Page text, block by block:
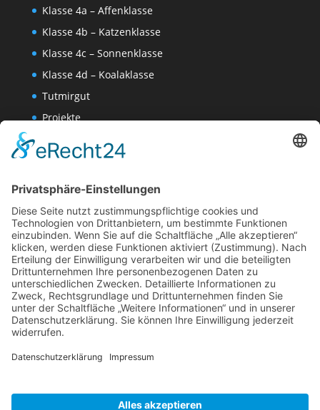
Klasse 4a – Affenklasse
Klasse 4b – Katzenklasse
Klasse 4c – Sonnenklasse
Klasse 4d – Koalaklasse
Tutmirgut
Projekte
Wissenschaften-AG
Datenschutzerklärung
Website Administration
Datenschutzerklärung